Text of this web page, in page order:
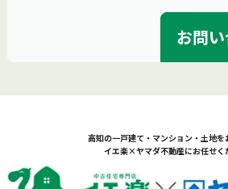
お問
高知の一戸建て・マンション・土地を
イエ楽×ヤマダ不動産にお任せく